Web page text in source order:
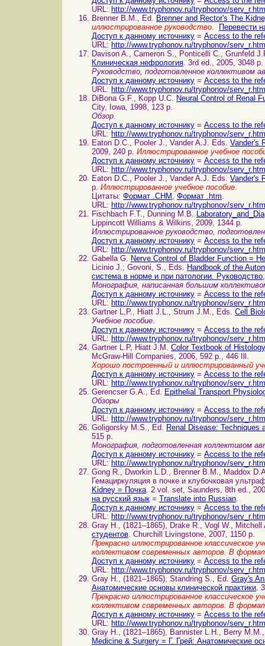
URL: http://www.tryphonov.ru/tryphonov/
Brenner B.M., Ed. Brenner and Rector's The
иллюстрированное руководство.
Перевести
Доступ к данному источнику = Access to the
URL: http://www.tryphonov.ru/tryphonov/
Davison A., Cameron S., Ponticelli C., Grunfeld
Клиническая нефрология. 3rd ed., 2005, 3048 p.
Руководство, подготовленное коллективом
Доступ к данному источнику = Access to the
URL: http://www.tryphonov.ru/tryphonov/
DiBona G.F., Kopp U.C. Neural Control of Renal
City, Iowa, 1998, 123 p.
Обзор.
Доступ к данному источнику = Access to the
URL: http://www.tryphonov.ru/tryphonov/
Eaton D.C., Pooler J., Vander A.J. Eds. Vander's
2009, 240 p. Иллюстрированное учебное
Доступ к данному источнику = Access to the
URL: http://www.tryphonov.ru/tryphonov/
Eaton D.C., Pooler J., Vander A.J. Eds. Vander's
p. Иллюстрированное учебное пособие.
Цитаты: Формат .CHM , Формат .htm.
URL: http://www.tryphonov.ru/tryphonov/
Fischbach F.T., Dunning M.B.
Lippincott Williams & Wilkins, 2009, 1344 p.
Иллюстрированное руководство,
Доступ к данному источнику = Access to the
URL: http://www.tryphonov.ru/tryphonov/
Gabella G. Nerve Control of Bladder Function =
Licinio J.; Govoni, S., Eds. Handbook of the
система в норме и при патологии. Руководство
Монография, написанная большим
Доступ к данному источнику = Access to the
URL: http://www.tryphonov.ru/tryphonov/
Gartner L,P., Hiatt J.L., Strum J.M., Eds. Cell
Учебное пособие.
Доступ к данному источнику = Access to the
URL: http://www.tryphonov.ru/tryphonov/
Gartner L.P, Hiatt J.M. Color Textbook of
McGraw-Hill Companies, 2006, 592 p., 446 Ill.
Хорошо построенный и иллюстрированный
Доступ к данному источнику = Access to the
URL: http://www.tryphonov.ru/tryphonov/
Gerencser G.A., Ed. Epithelial Transport
Обзоры
Доступ к данному источнику = Access to the
URL: http://www.tryphonov.ru/tryphonov/
Goligorsky M.S., Ed. Renal Disease:
515 p.
Монография, подготовленная коллективом
Доступ к данному источнику = Access to the
URL: http://www.tryphonov.ru/tryphonov/
Gong R., Dworkin L.D., Brenner B.M., Maddox
Гемациркуляция в почке и клубочковая
Kidney = Почка. 2 vol. set, Saunders, 8th ed.,
на русский язык = Translate into Russian.
Доступ к данному источнику = Access to the
URL: http://www.tryphonov.ru/tryphonov/
Gray H., (1821–1865), Drake R., Vogl W.,
студентов. Churchill Livingstone, 2007, 1150 p.
Прекрасно иллюстрированное классическое
коллективом современных авторов. В
Доступ к данному источнику = Access to the
URL: http://www.tryphonov.ru/tryphonov/
Gray H., (1821–1865), Standring S., Ed. Gray's
Анатомические основы клинической практики.
Прекрасно иллюстрированное классическое
коллективом современных авторов. В
Доступ к данному источнику = Access to the
URL: http://www.tryphonov.ru/tryphonov/
Gray H., (1821–1865), Bannister L.H., Berry
Medicine & Surgery = Г. Грей: Анатомические